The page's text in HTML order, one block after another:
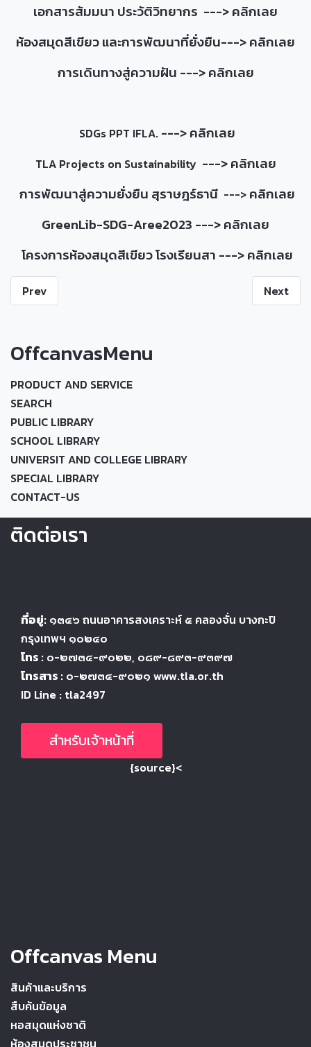
เอกสารสัมมนา ประวัติวิทยากร --->คลิกเลย
ห้องสมุดสีเขียว และการพัฒนาที่ยั่งยืน--->คลิกเลย
การเดินทางสู่ความฝัน --->คลิกเลย
SDGs PPT IFLA. --->คลิกเลย
TLA Projects on Sustainability --->คลิกเลย
การพัฒนาสู่ความยั่งยืน สุราษฎร์ธานี---> คลิกเลย
GreenLib-SDG-Aree2023 --->คลิกเลย
โครงการห้องสมุดสีเขียว โรงเรียนสา --->คลิกเลย
Prev Next
OffcanvasMenu
PRODUCT AND SERVICE
SEARCH
PUBLIC LIBRARY
SCHOOL LIBRARY
UNIVERSIT AND COLLEGE LIBRARY
SPECIAL LIBRARY
CONTACT-US
ติดต่อเรา
ที่อยู่: ๑๓๔๖ ถนนอาคารสงเคราะห์ ๕ คลองจั่น บางกะปิ
กรุงเทพฯ ๑๐๒๔๐
โทร : ๐-๒๗๓๔-๙๐๒๒, ๐๘๙-๘๙๓-๙๓๙๗
โทรสาร : ๐-๒๗๓๔-๙๐๒๑ www.tla.or.th
ID Line : tla2497
สำหรับเจ้าหน้าที่
{source}<
Offcanvas Menu
สินค้าและบริการ
สืบค้นข้อมูล
หอสมุดแห่งชาติ
ห้องสมุดประชาชน